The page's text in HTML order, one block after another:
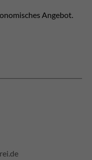
Angebot.